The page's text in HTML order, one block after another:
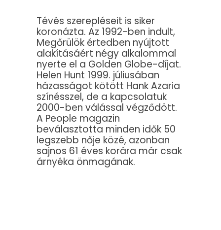
Tévés szerepléseit is siker
koronázta. Az 1992-ben indult,
Megőrülök értedben nyújtott
alakításáért négy alkalommal
nyerte el a Golden Globe-díjat.
Helen Hunt 1999. júliusában
házasságot kötött Hank Azaria
színésszel, de a kapcsolatuk
2000-ben válással végződött.
A People magazin
beválasztotta minden idők 50
legszebb nője közé, azonban
sajnos 61 éves korára már csak
árnyéka önmagának.